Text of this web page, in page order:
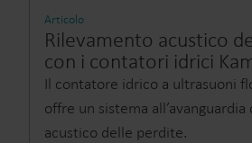
Articolo
Rilevamento acustico
con i contatori idrici
Il contatore idrico a ultrasuoni
offre un sistema
acustico delle perdite.